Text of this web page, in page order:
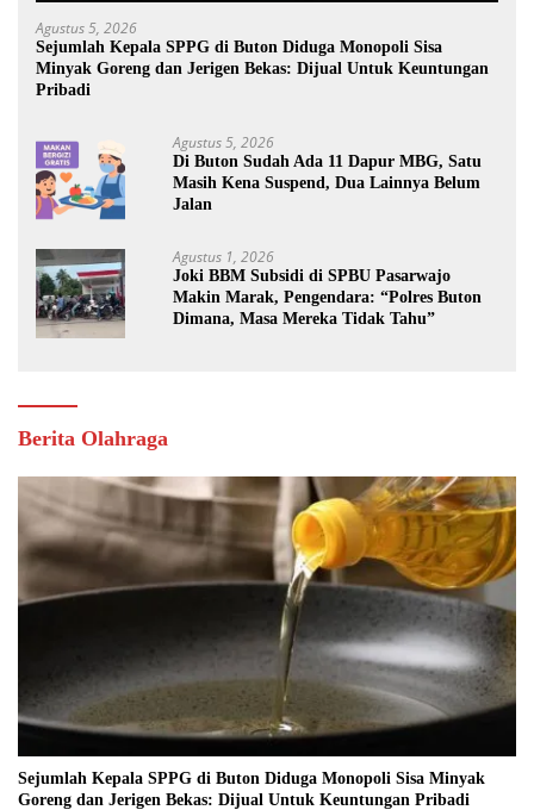
Agustus 5, 2026
Sejumlah Kepala SPPG di Buton Diduga Monopoli Sisa
Minyak Goreng dan Jerigen Bekas: Dijual Untuk Keuntungan
Pribadi
Agustus 5, 2026
Di Buton Sudah Ada 11 Dapur MBG, Satu
Masih Kena Suspend, Dua Lainnya Belum
Jalan
Agustus 1, 2026
Joki BBM Subsidi di SPBU Pasarwajo
Makin Marak, Pengendara: “Polres Buton
Dimana, Masa Mereka Tidak Tahu”
Berita Olahraga
Sejumlah Kepala SPPG di Buton Diduga Monopoli Sisa Minyak
Goreng dan Jerigen Bekas: Dijual Untuk Keuntungan Pribadi